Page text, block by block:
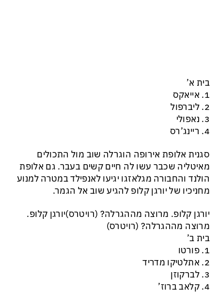
בית א’
1. אייאקס
2. ליברפול
3. נאפולי
4. ריינג’רס
סגנית אלופת אירופה הוגרלה שוב מול התכולים
מאיטליה שכבר עשו לה חיים קשים בעבר. גם אלופת
הולנד והחבורה מגלאזגו יגיעו לאנפילד במטרה למנוע
מחניכיו של יורגן קלופ להגיע שוב אל הגמר.
יורגן קלופ. מרוצה מההגרלה? (רויטרס)יורגן קלופ.
מרוצה מההגרלה? (רויטרס)
בית ב’
1. פורטו
2. אתלטיקו מדריד
3. לברקוזן
4. קלאב ברוז’